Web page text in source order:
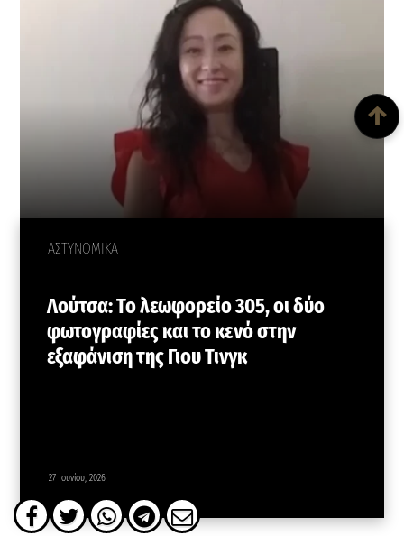
ΑΣΤΥΝΟΜΙΚΑ
Λούτσα: Το λεωφορείο 305, οι δύο
φωτογραφίες και το κενό στην
εξαφάνιση της Γιου Τινγκ
27 Ιουνίου, 2026
↑